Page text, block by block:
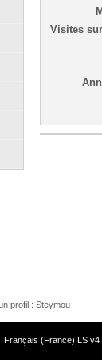
Visites
profil : Steymou
Français (France) LS v4